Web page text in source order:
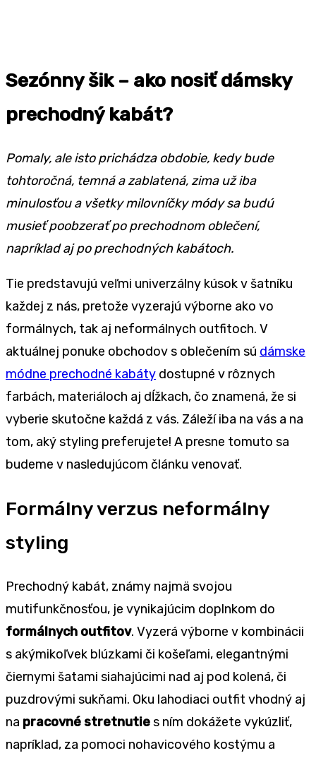
Sezónny šik – ako nosiť dámsky
prechodný kabát?
Pomaly, ale isto prichádza obdobie, kedy bude
tohtoročná, temná a zablatená, zima už iba
minulosťou a všetky milovníčky módy sa budú
musieť poobzerať po prechodnom oblečení,
napríklad aj po prechodných kabátoch.
Tie predstavujú veľmi univerzálny kúsok v šatníku
každej z nás, pretože vyzerajú výborne ako vo
formálnych, tak aj neformálnych outfitoch. V
aktuálnej ponuke obchodov s oblečením sú dámske
módne prechodné kabáty dostupné v rôznych
farbách, materiáloch aj dĺžkach, čo znamená, že si
vyberie skutočne každá z vás. Záleží iba na vás a na
tom, aký styling preferujete! A presne tomuto sa
budeme v nasledujúcom článku venovať.
Formálny verzus neformálny
styling
Prechodný kabát, známy najmä svojou
mutifunkčnosťou, je vynikajúcim doplnkom do
formálnych outfitov. Vyzerá výborne v kombinácii
s akýmikoľvek blúzkami či košeľami, elegantnými
čiernymi šatami siahajúcimi nad aj pod kolená, či
puzdrovými sukňami. Oku lahodiaci outfit vhodný aj
na pracovné stretnuties ním dokážete vykúzliť,
napríklad, za pomoci nohavicového kostýmu a